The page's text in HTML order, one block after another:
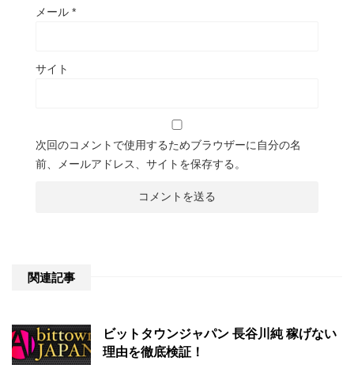
メール *
サイト
次回のコメントで使用するためブラウザーに自分の名
前、メールアドレス、サイトを保存する。
関連記事
ビットタウンジャパン 長谷川純 稼げない
理由を徹底検証！